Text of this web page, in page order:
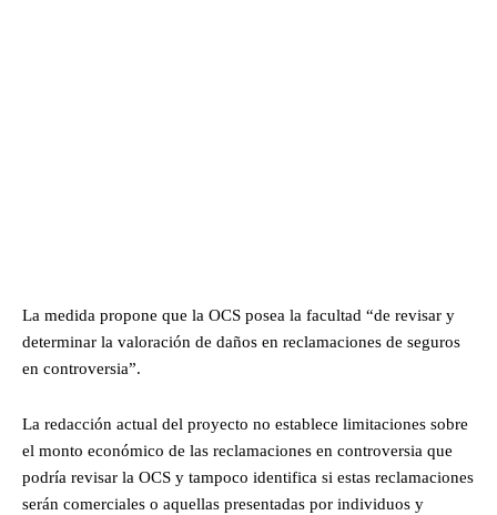
La medida propone que la OCS posea la facultad “de revisar y
determinar la valoración de daños en reclamaciones de seguros
en controversia”.
La redacción actual del proyecto no establece limitaciones sobre
el monto económico de las reclamaciones en controversia que
podría revisar la OCS y tampoco identifica si estas reclamaciones
serán comerciales o aquellas presentadas por individuos y